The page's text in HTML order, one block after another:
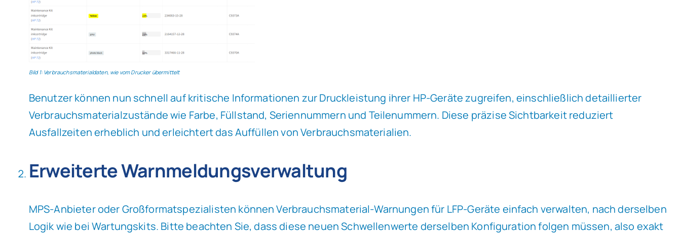
Bild 1: Verbrauchsmaterialdaten, wie vom Drucker übermittelt
Benutzer können nun schnell auf kritische Informationen zur Druckleistung ihrer HP-Geräte zugreifen, einschließlich detaillierter
Verbrauchsmaterialzustände wie Farbe, Füllstand, Seriennummern und Teilenummern. Diese präzise Sichtbarkeit reduziert
Ausfallzeiten erheblich und erleichtert das Auffüllen von Verbrauchsmaterialien.
Erweiterte Warnmeldungsverwaltung
MPS-Anbieter oder Großformatspezialisten können Verbrauchsmaterial-Warnungen für LFP-Geräte einfach verwalten, nach derselben
Logik wie bei Wartungskits. Bitte beachten Sie, dass diese neuen Schwellenwerte derselben Konfiguration folgen müssen, also exakt